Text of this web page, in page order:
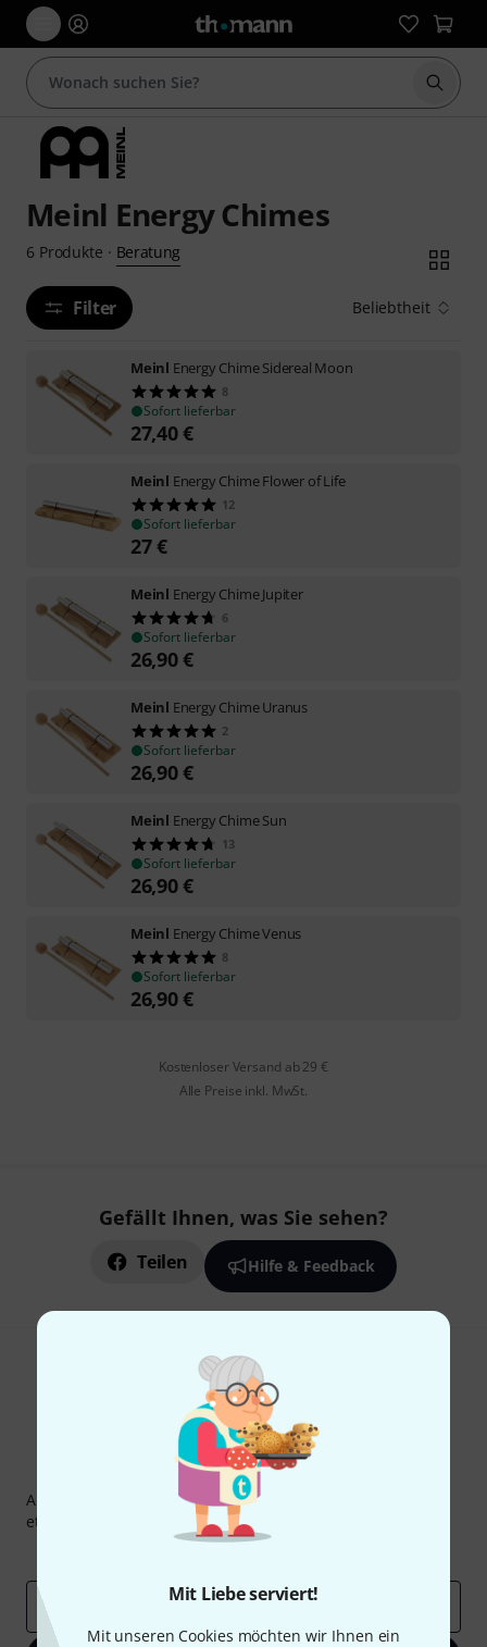
Mit Liebe serviert!
Mit unseren Cookies möchten wir Ihnen ein
Suche
Meinl Energy Chimes
6 Produkte · Beratung
Filter Beliebtheit
Meinl Energy Chime Sidereal Moon
8
Sofort lieferbar
27,40€
Meinl Energy Chime Flower of Life
12
Sofort lieferbar
27€
Meinl Energy Chime Jupiter
6
Sofort lieferbar
26,90€
Meinl Energy Chime Uranus
2
Sofort lieferbar
26,90€
Meinl Energy Chime Sun
13
Sofort lieferbar
26,90€
Meinl Energy Chime Venus
8
Sofort lieferbar
26,90€
Kostenloser Versand ab 29 €
Alle Preise inkl. MwSt.
Gefällt Ihnen, was Sie sehen?
Teilen Hilfe & Feedback
Thomann Newsletter
Abonniere den Thomann Newsletter und gewinne mit
etwas Glück einen von
50 Gutscheinen
E-Mail-Adresse